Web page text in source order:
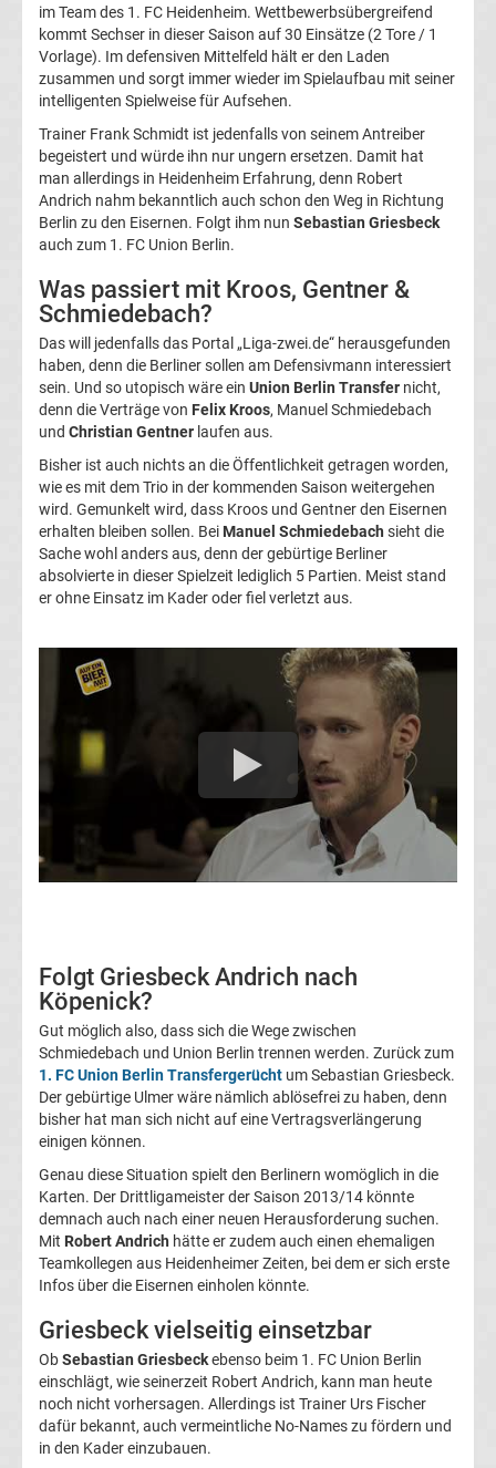
Magdeburg
Transfergerüchte
1.
FC
Nürnberg
Transfergerüchte
FC
Saarbrücken
Transfergerüchte
1.
Union
Berlin
Transfergerüchte
05
Transfergerüchte
Alemannia
Aachen
Transfergerüchte
Arminia
Bielefeld
Transfergerüchte
Bayer
im Team des 1. FC Heidenheim. Wettbewerbsübergreifend
kommt Sechser in dieser Saison auf 30 Einsätze (2 Tore / 1
Vorlage). Im defensiven Mittelfeld hält er den Laden
zusammen und sorgt immer wieder im Spielaufbau mit seiner
intelligenten Spielweise für Aufsehen.
Trainer Frank Schmidt ist jedenfalls von seinem Antreiber
begeistert und würde ihn nur ungern ersetzen. Damit hat
man allerdings in Heidenheim Erfahrung, denn Robert
Andrich nahm bekanntlich auch schon den Weg in Richtung
Berlin zu den Eisernen. Folgt ihm nun Sebastian Griesbeck
auch zum 1. FC Union Berlin.
Was passiert mit Kroos, Gentner &
Schmiedebach?
Das will jedenfalls das Portal „Liga-zwei.de“ herausgefunden
haben, denn die Berliner sollen am Defensivmann interessiert
sein. Und so utopisch wäre ein Union Berlin Transfer nicht,
denn die Verträge von Felix Kroos, Manuel Schmiedebach
und Christian Gentner laufen aus.
Bisher ist auch nichts an die Öffentlichkeit getragen worden,
wie es mit dem Trio in der kommenden Saison weitergehen
wird. Gemunkelt wird, dass Kroos und Gentner den Eisernen
erhalten bleiben sollen. Bei Manuel Schmiedebach sieht die
Sache wohl anders aus, denn der gebürtige Berliner
absolvierte in dieser Spielzeit lediglich 5 Partien. Meist stand
er ohne Einsatz im Kader oder fiel verletzt aus.
Folgt Griesbeck Andrich nach
Köpenick?
Gut möglich also, dass sich die Wege zwischen
Schmiedebach und Union Berlin trennen werden. Zurück zum
1. FC Union Berlin Transfergerücht um Sebastian Griesbeck.
Der gebürtige Ulmer wäre nämlich ablösefrei zu haben, denn
bisher hat man sich nicht auf eine Vertragsverlängerung
einigen können.
Genau diese Situation spielt den Berlinern womöglich in die
Karten. Der Drittligameister der Saison 2013/14 könnte
demnach auch nach einer neuen Herausforderung suchen.
Mit Robert Andrich hätte er zudem auch einen ehemaligen
Teamkollegen aus Heidenheimer Zeiten, bei dem er sich erste
Infos über die Eisernen einholen könnte.
Griesbeck vielseitig einsetzbar
ObSebastian Griesbeckebenso beim 1. FC Union Berlin
einschlägt, wie seinerzeit Robert Andrich, kann man heute
noch nicht vorhersagen. Allerdings ist Trainer Urs Fischer
dafür bekannt, auch vermeintliche No-Names zu fördern und
in den Kader einzubauen.